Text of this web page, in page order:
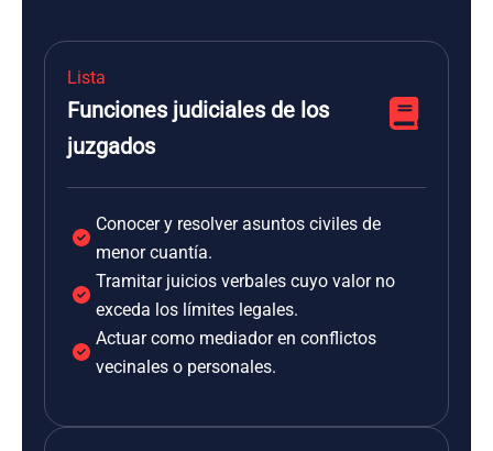
Lista
Funciones judiciales de los
juzgados
Conocer y resolver asuntos civiles de
menor cuantía.
Tramitar juicios verbales cuyo valor no
exceda los límites legales.
Actuar como mediador en conflictos
vecinales o personales.